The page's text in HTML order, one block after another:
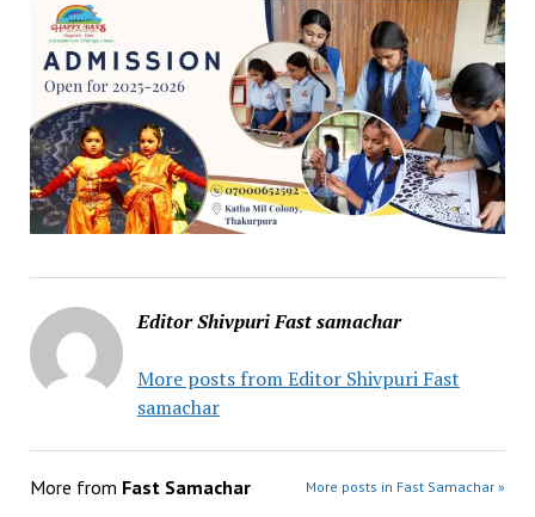
Editor Shivpuri Fast samachar
More posts from Editor Shivpuri Fast
samachar
More from Fast Samachar More posts in Fast Samachar »